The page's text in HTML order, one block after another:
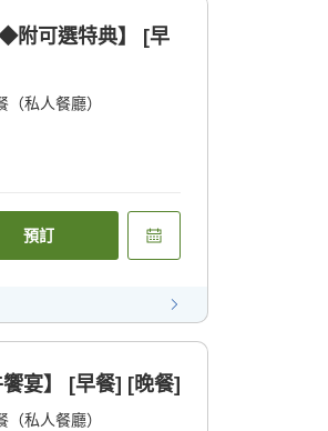
附可選特典】 [早
（私人餐廳）
預訂
宴】 [早餐] [晚餐]
（私人餐廳）